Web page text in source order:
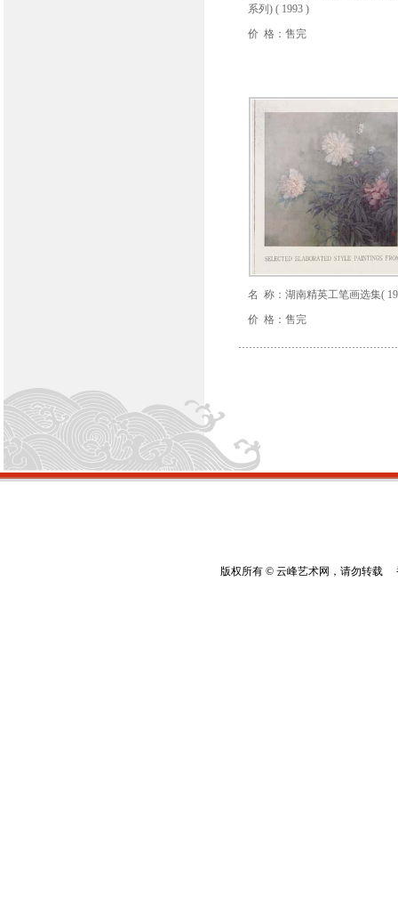
系列) ( 1993 )
价 格：售完
名 称：湖南精英工笔画选集(
价 格：售完
版权所有 © 云峰艺术网，请勿转载